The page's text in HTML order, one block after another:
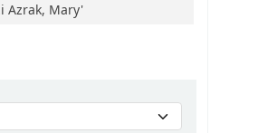
Azrak, Mary'
por: